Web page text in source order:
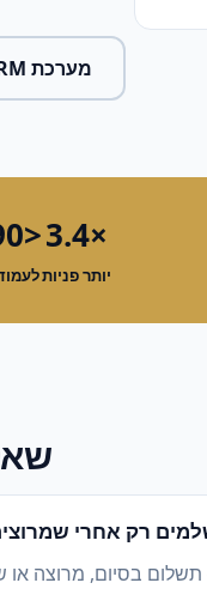
מערכת CRM לעסק
×3.4
יותר פניות
<90 יום
רק אחרי
בסיום, מרוצה